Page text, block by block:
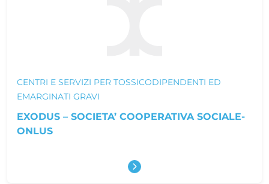
CENTRI E SERVIZI PER TOSSICODIPENDENTI ED
EMARGINATI GRAVI
EXODUS – SOCIETA’ COOPERATIVA SOCIALE-
ONLUS
Scopri di più